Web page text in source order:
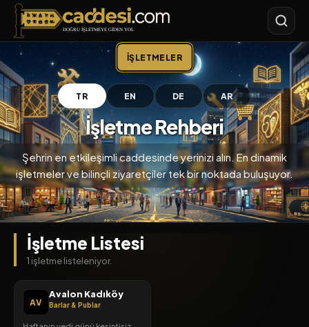
Caddesi.com
İŞLETMELER
TR EN DE AR
İşletme Rehberi
Şehrin en etkileşimli caddesinde yerinizi alın. En dinamik
işletmeler ve bilinçli ziyaretçiler tek bir noktada buluşuyor.
İşletme Listesi
1 işletme listeleniyor.
AV
Avalon Kadıköy
Barlar & Publar